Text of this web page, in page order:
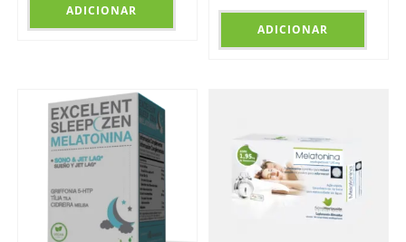
ADICIONAR
ADICIONAR